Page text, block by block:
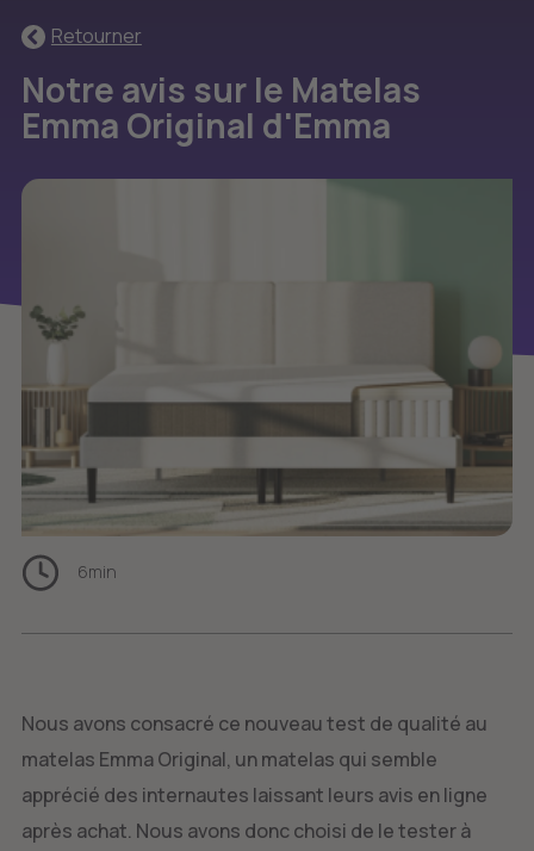
Retourner
Notre avis sur le Matelas
Emma Original d'Emma
6min
Nous avons consacré ce nouveau test de qualité au
matelas Emma Original, un matelas qui semble
apprécié des internautes laissant leurs avis en ligne
après achat. Nous avons donc choisi de le tester à